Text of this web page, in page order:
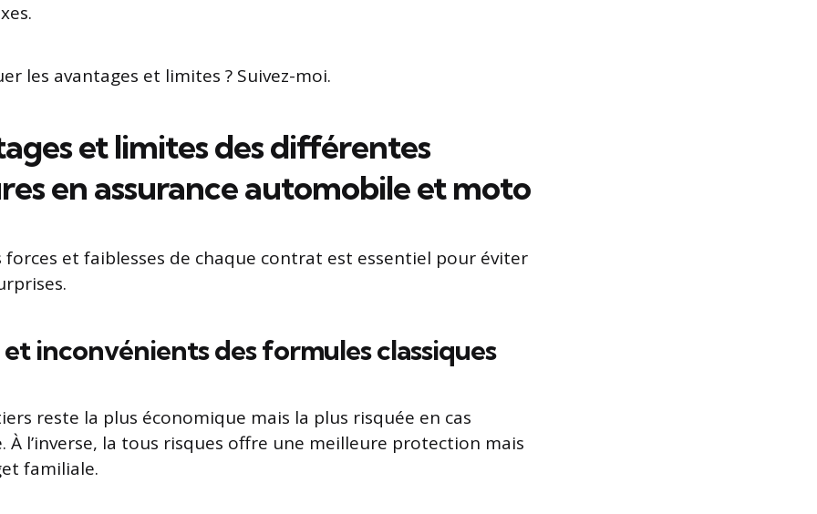
les avantages et limites ? Suivez-moi.
et limites des différentes
en assurance automobile et moto
forces et faiblesses de chaque contrat est essentiel pour éviter
inconvénients des formules classiques
reste la plus économique mais la plus risquée en cas
À l’inverse, la tous risques offre une meilleure protection mais
familiale.